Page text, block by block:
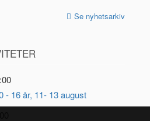
Se nyhetsarkiv
- 16 år, 11- 13 august